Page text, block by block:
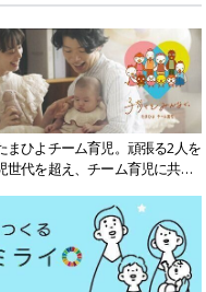
まひよチーム育児。頑張る2人を
世代を超え、チーム育児に共感